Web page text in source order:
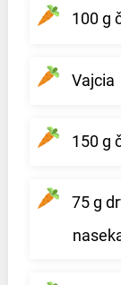
100 g
Vajcia
150 g
75 g